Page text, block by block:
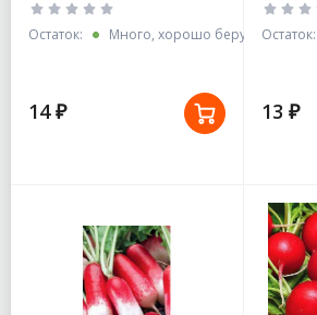
Остаток: Много, хорошо берут
14 ₽
Остаток:
13 ₽